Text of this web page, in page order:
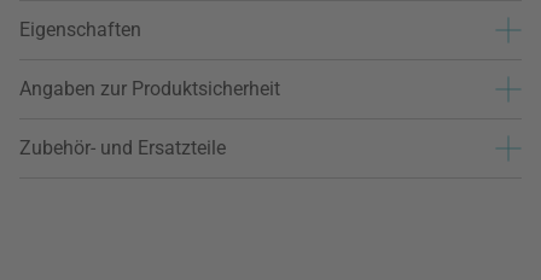
Eigenschaften
Angaben zur Produktsicherheit
Zubehör- und Ersatzteile